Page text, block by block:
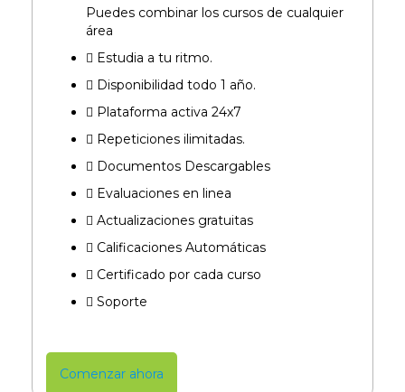
Puedes combinar los cursos de cualquier
área​
Estudia a tu ritmo.
Disponibilidad todo 1 año.
Plataforma activa 24x7
Repeticiones ilimitadas.
Documentos Descargables
Evaluaciones en linea
Actualizaciones gratuitas
Calificaciones Automáticas
Certificado por cada curso​
Soporte
Comenzar ahora